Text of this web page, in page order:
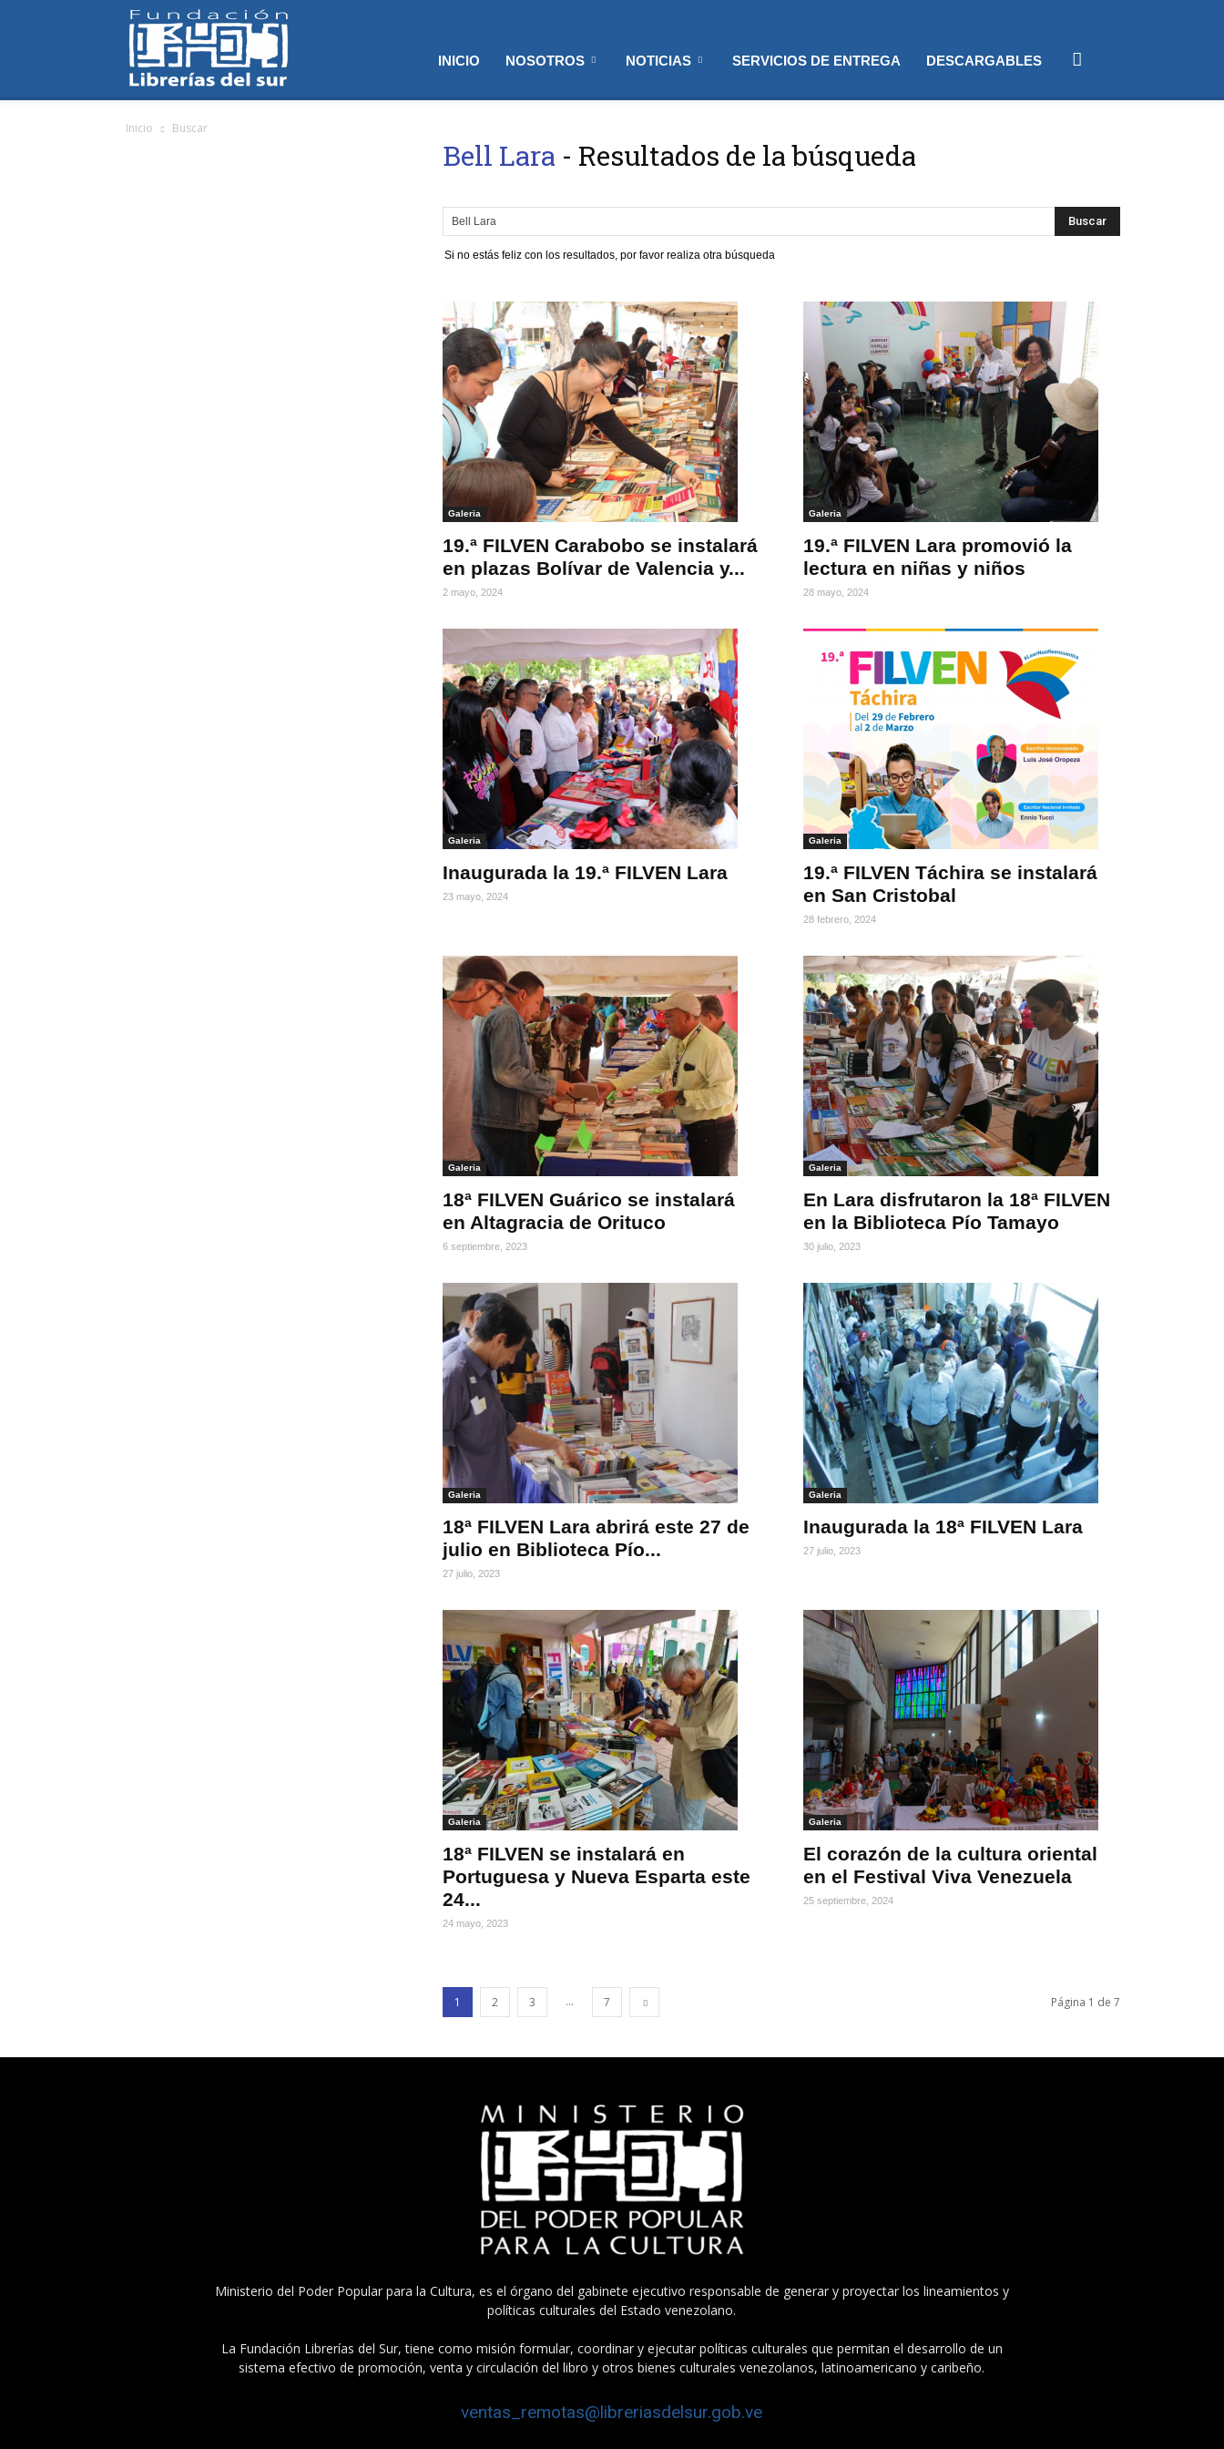
INICIO NOSOTROS NOTICIAS SERVICIOS DE ENTREGA DESCARGABLES
Inicio Buscar
Bell Lara - Resultados de la búsqueda
Si no estás feliz con los resultados, por favor realiza otra búsqueda
Galeria
19.ª FILVEN Carabobo se instalará
en plazas Bolívar de Valencia y...
2 mayo, 2024
Galeria
19.ª FILVEN Lara promovió la
lectura en niñas y niños
28 mayo, 2024
Galeria
Inaugurada la 19.ª FILVEN Lara
23 mayo, 2024
Galeria
19.ª FILVEN Táchira se instalará
en San Cristobal
28 febrero, 2024
Galeria
18ª FILVEN Guárico se instalará
en Altagracia de Orituco
6 septiembre, 2023
Galeria
En Lara disfrutaron la 18ª FILVEN
en la Biblioteca Pío Tamayo
30 julio, 2023
Galeria
18ª FILVEN Lara abrirá este 27 de
julio en Biblioteca Pío...
27 julio, 2023
Galeria
Inaugurada la 18ª FILVEN Lara
27 julio, 2023
Galeria
18ª FILVEN se instalará en
Portuguesa y Nueva Esparta este
24...
24 mayo, 2023
Galeria
El corazón de la cultura oriental
en el Festival Viva Venezuela
25 septiembre, 2024
1 2 3 ... 7 Página 1 de 7
Ministerio del Poder Popular para la Cultura, es el órgano del gabinete ejecutivo responsable de generar y proyectar los lineamientos y
políticas culturales del Estado venezolano.
La Fundación Librerías del Sur, tiene como misión formular, coordinar y ejecutar políticas culturales que permitan el desarrollo de un
sistema efectivo de promoción, venta y circulación del libro y otros bienes culturales venezolanos, latinoamericano y caribeño.
ventas_remotas@libreriasdelsur.gob.ve